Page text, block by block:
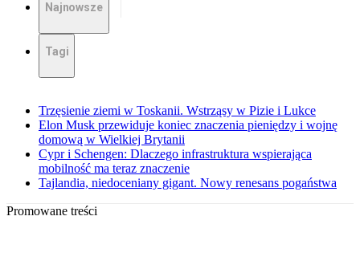
Najnowsze
Tagi
Trzęsienie ziemi w Toskanii. Wstrząsy w Pizie i Lukce
Elon Musk przewiduje koniec znaczenia pieniędzy i wojnę
domową w Wielkiej Brytanii
Cypr i Schengen: Dlaczego infrastruktura wspierająca
mobilność ma teraz znaczenie
Tajlandia, niedoceniany gigant. Nowy renesans pogaństwa
Promowane treści